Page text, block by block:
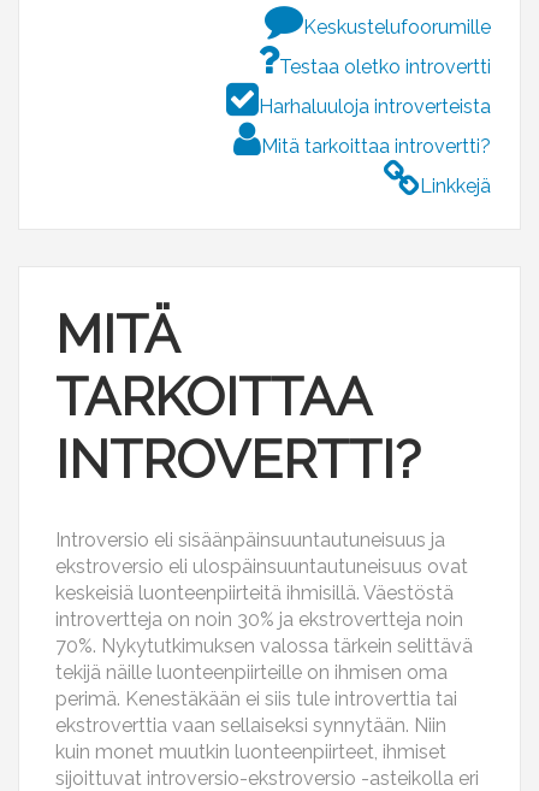
Keskustelufoorumille
Testaa oletko introvertti
Harhaluuloja introverteista
Mitä tarkoittaa introvertti?
Linkkejä
MITÄ
TARKOITTAA
INTROVERTTI?
Introversio eli sisäänpäinsuuntautuneisuus ja
ekstroversio eli ulospäinsuuntautuneisuus ovat
keskeisiä luonteenpiirteitä ihmisillä. Väestöstä
introvertteja on noin 30% ja ekstrovertteja noin
70%. Nykytutkimuksen valossa tärkein selittävä
tekijä näille luonteenpiirteille on ihmisen oma
perimä. Kenestäkään ei siis tule introverttia tai
ekstroverttia vaan sellaiseksi synnytään. Niin
kuin monet muutkin luonteenpiirteet, ihmiset
sijoittuvat introversio-ekstroversio -asteikolla eri